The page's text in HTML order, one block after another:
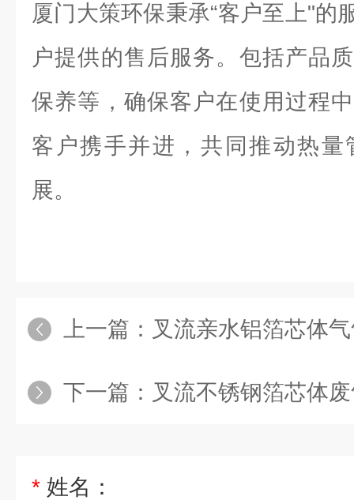
厦门大策环保秉承“客户至上"的
户提供的售后服务。包括产品
保养等，确保客户在使用过程
客户携手并进，共同推动热
展。
上一篇： 叉流亲水铝箔芯体
下一篇： 叉流不锈钢箔芯体
* 姓名：